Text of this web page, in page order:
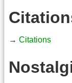
→ Citations